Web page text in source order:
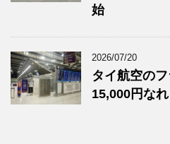
始
2026/07/20
タイ航空の
15,000円な